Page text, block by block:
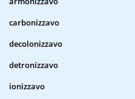
carbonizzavo
decolonizzavo
detronizzavo
ionizzavo